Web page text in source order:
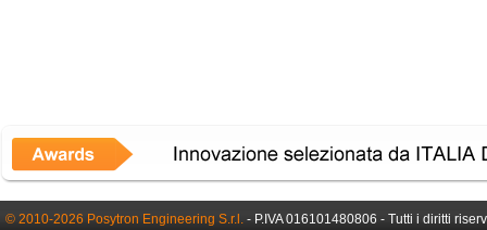
© 2010-2026 Posytron Engineering S.r.l. - P.IVA 016101480806 - Tutti i diritti